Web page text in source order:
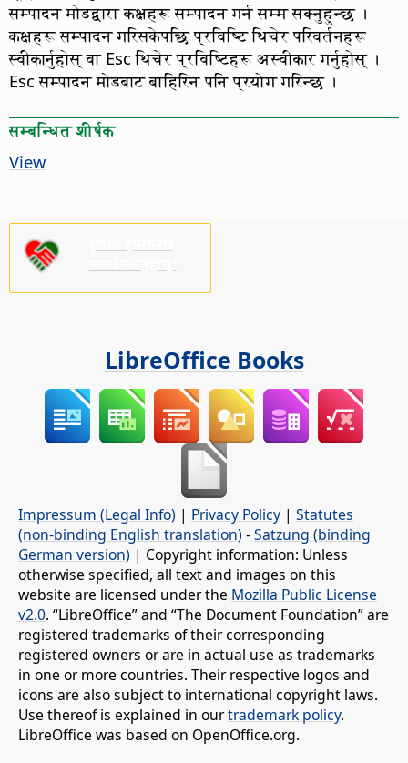
सम्पादन मोडद्वारा कक्षहरू सम्पादन गर्न सम्म सक्नुहुन्छ ।
कक्षहरू सम्पादन गरिसकेपछि प्रविष्टि थिचेर परिवर्तनहरू
स्वीकार्नुहोस् वा Esc थिचेर प्रविष्टिहरू अस्वीकार गर्नुहोस् ।
Esc सम्पादन मोडबाट बाहिरिन पनि प्रयोग गरिन्छ ।
सम्बन्धित शीर्षक
View
LibreOffice Books
Impressum (Legal Info) | Privacy Policy | Statutes
(non-binding English translation) -Satzung (binding
German version) | Copyright information: Unless
otherwise specified, all text and images on this
website are licensed under the Mozilla Public License
v2.0. “LibreOffice” and “The Document Foundation” are
registered trademarks of their corresponding
registered owners or are in actual use as trademarks
in one or more countries. Their respective logos and
icons are also subject to international copyright laws.
Use thereof is explained in ourtrademark policy.
LibreOffice was based on OpenOffice.org.